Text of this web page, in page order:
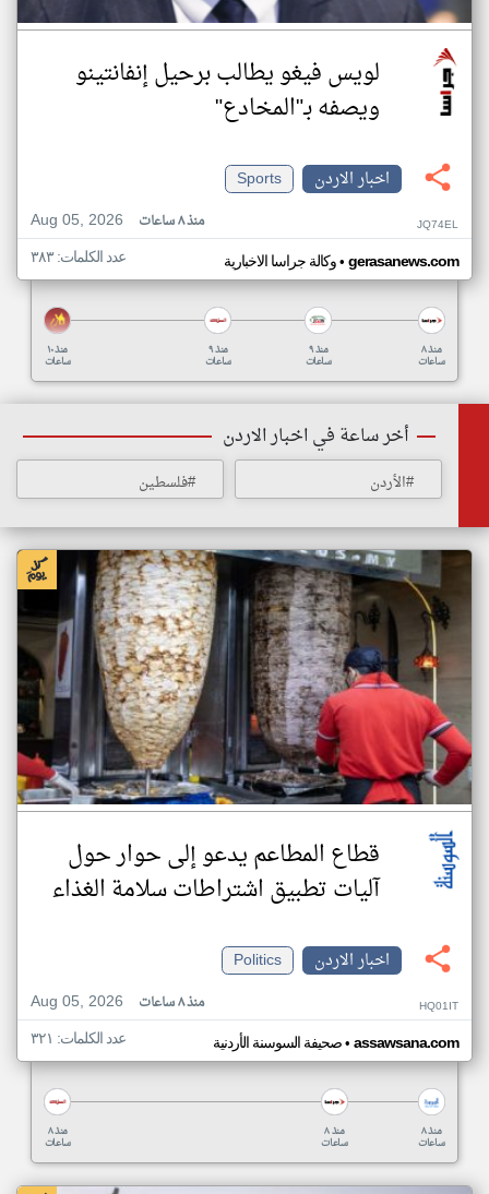
لويس فيغو يطالب برحيل إنفانتينو
ويصفه بـ"المخادع"
اخبار الاردن
Sports
Aug 05, 2026
منذ ٨ ساعات JQ74EL
وكالة جراسا الاخبارية• gerasanews.com عدد الكلمات: ٣٨٣
منذ ١٠
ساعات
منذ ٩
ساعات
منذ ٩
ساعات
منذ ٨
ساعات
أخر ساعة في اخبار الاردن
#الأردن #فلسطين
قطاع المطاعم يدعو إلى حوار حول
آليات تطبيق اشتراطات سلامة الغذاء
اخبار الاردن
Politics
Aug 05, 2026
منذ ٨ ساعات HQ01IT
صحيفة السوسنة الأردنية• assawsana.com عدد الكلمات: ٣٢١
منذ ٨
ساعات
منذ ٨
ساعات
منذ ٨
ساعات